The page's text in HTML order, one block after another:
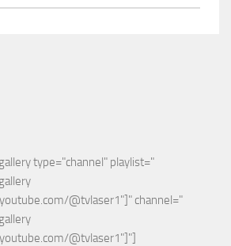
type="channel" playlist="
@tvlaser1"]" channel="
@tvlaser1"]"]